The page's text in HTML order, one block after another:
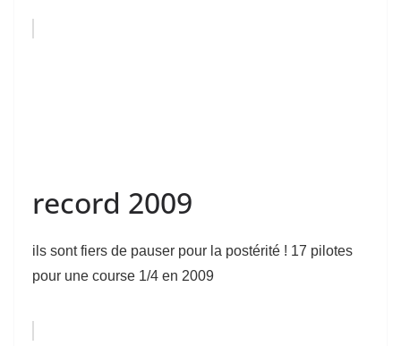
record 2009
ils sont fiers de pauser pour la postérité ! 17 pilotes
pour une course 1/4 en 2009